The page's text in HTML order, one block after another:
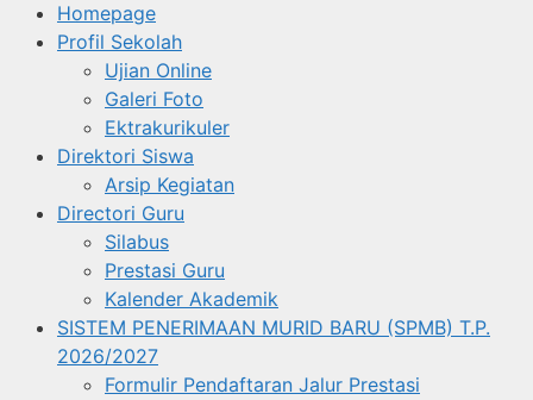
Homepage
Profil Sekolah
Ujian Online
Galeri Foto
Ektrakurikuler
Direktori Siswa
Arsip Kegiatan
Directori Guru
Silabus
Prestasi Guru
Kalender Akademik
SISTEM PENERIMAAN MURID BARU (SPMB) T.P.
2026/2027
Formulir Pendaftaran Jalur Prestasi